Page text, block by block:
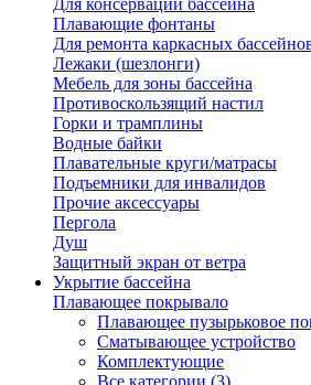
Для консервации бассейна
Плавающие фонтаны
Для ремонта каркасных
Лежаки (шезлонги)
Мебель для зоны бассейна
Противоскользящий настил
Горки и трамплины
Водные байки
Плавательные круги/матрасы
Подъемники для инвалидов
Прочие аксессуары
Пергола
Душ
Защитный экран от ветра
Укрытие бассейна
Плавающее покрывало
Плавающее пузырьковое
Сматывающее устройство
Комплектующие
Все категории (3)